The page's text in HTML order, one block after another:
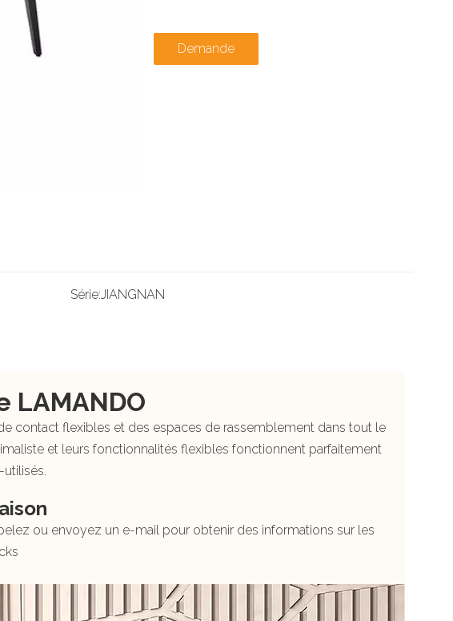
Demande
Série:JIANGNAN
LAMANDO
contact flexibles et des espaces de rassemblement dans tout le
et leurs fonctionnalités flexibles fonctionnent parfaitement
ou envoyez un e-mail pour obtenir des informations sur les